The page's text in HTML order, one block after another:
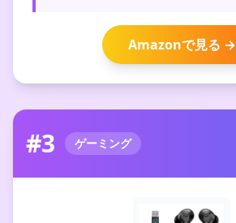
Amazonで見る →
#3 ゲーミング